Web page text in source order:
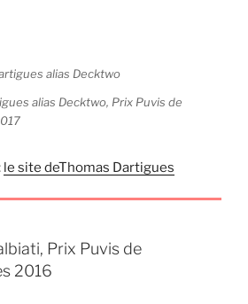
alias Decktwo, Prix Puvis de
le site deThomas Dartigues
Prix Puvis de
2016